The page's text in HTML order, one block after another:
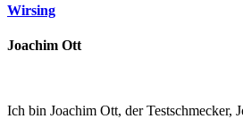
Wirsing
Joachim Ott
Ich bin Joachim Ott, der Testschmecker,